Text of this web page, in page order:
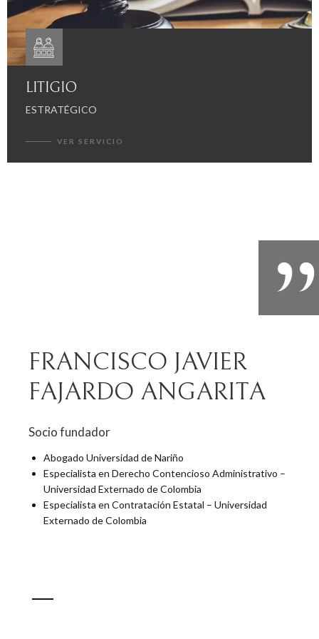
LITIGIO
ESTRATÉGICO
VER SERVICIO
FRANCISCO JAVIER
FAJARDO ANGARITA
Socio fundador
Abogado Universidad de Nariño
Especialista en Derecho Contencioso Administrativo –
Universidad Externado de Colombia
Especialista en Contratación Estatal – Universidad
Externado de Colombia
1